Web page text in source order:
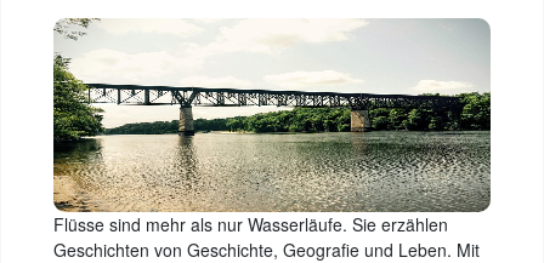
Flüsse sind mehr als nur Wasserläufe. Sie erzählen
Geschichten von Geschichte, Geografie und Leben. Mit